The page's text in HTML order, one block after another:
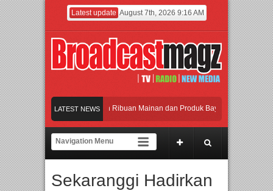
Latest update August 7th, 2026 9:16 AM
LATEST NEWS
Jakarta dengan Ribuan Mainan dan Produk Bayi dari Seluruh Dunia,
Gerbang Inovasi dan Peluang Bisnis Industri Gifts dan Housewares Asia
Perpaduan Warisan Dan Semangat Lokal, BIRKENSTOCK INDONESIA
Sekaranggi Hadirkan